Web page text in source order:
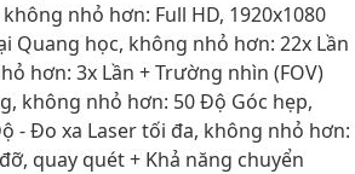
nhỏ hơn: Full HD, 1920x1080
Quang học, không nhỏ hơn: 22x Lần
hơn: 3x Lần + Trường nhìn (FOV)
không nhỏ hơn: 50 Độ Góc hẹp,
- Đo xa Laser tối đa, không nhỏ hơn:
quay quét + Khả năng chuyển